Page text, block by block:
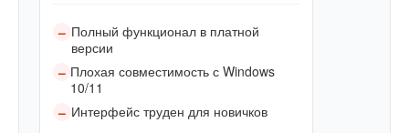
– Полный функционал в платной
версии
– Плохая совместимость с Windows
10/11
– Интерфейс труден для новичков